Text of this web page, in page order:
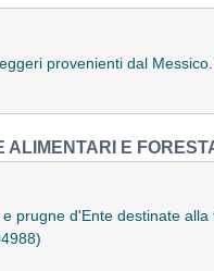
provenienti dal
ALIMENTARI E
prugne d'Ente destinate